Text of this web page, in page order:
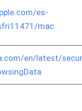
es-
mac
en/latest/